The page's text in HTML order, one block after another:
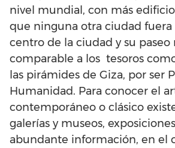
nivel mundial, con más
que ninguna otra ciudad fuera
centro de la ciudad y su
comparable a los tesoros
las pirámides de Giza, por ser
Humanidad. Para conocer el
contemporáneo o clásico
galerías y museos,
abundante información, en el